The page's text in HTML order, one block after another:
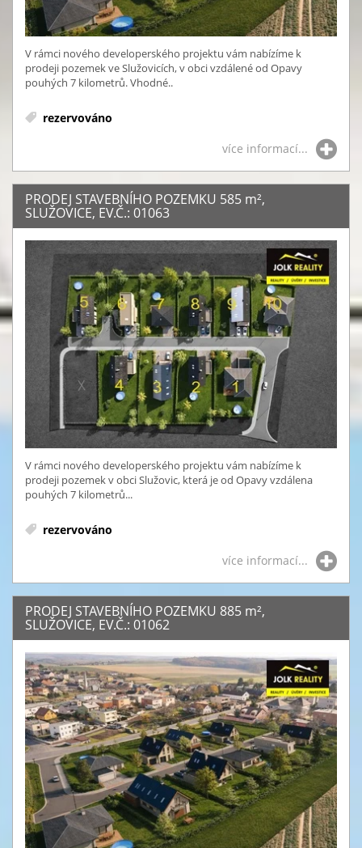
V rámci nového developerského projektu vám nabízíme k
prodeji pozemek ve Služovicích, v obci vzdálené od Opavy
pouhých 7 kilometrů. Vhodné..
rezervováno
více informací...
PRODEJ STAVEBNÍHO POZEMKU 585 m²,
SLUŽOVICE, EV.Č.: 01063
V rámci nového developerského projektu vám nabízíme k
prodeji pozemek v obci Služovic, která je od Opavy vzdálena
pouhých 7 kilometrů...
rezervováno
více informací...
PRODEJ STAVEBNÍHO POZEMKU 885 m²,
SLUŽOVICE, EV.Č.: 01062